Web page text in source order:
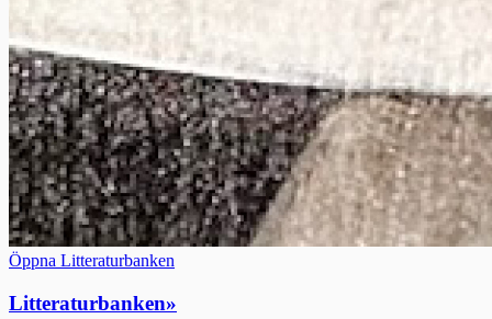
Öppna Litteraturbanken
Litteraturbanken»